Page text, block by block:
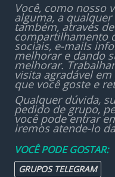
Você, como nosso
alguma, a
também, através
compartilhamento
sociais, e-mails
melhorar e dando
melhorar.
visita agradável
que você goste e
Qualquer dúvida,
pedido de grupo,
você pode entrar
iremos atende-lo
VOCÊ PODE GOSTAR:
GRUPOS TELEGRAM